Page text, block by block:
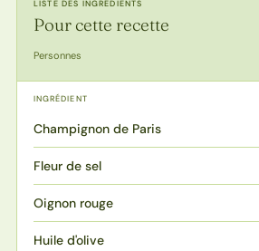
LISTE DES INGRÉDIENTS
Pour cette recette
Personnes
INGRÉDIENT
Champignon de Paris
Fleur de sel
Oignon rouge
Huile d'olive